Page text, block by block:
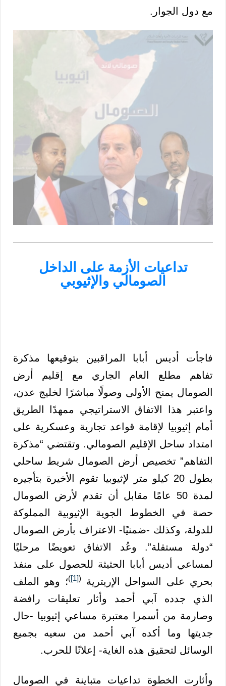
مع دول الجوار.
تداعيات الأزمة على الداخل
الصومالي والإثيوبي
فاجأت أديس أبابا المراقبين بتوقيعها مذكرة
تفاهم مطلع العام الجاري مع إقليم أرض
الصومال يمنح الأولى وصولًا مباشرًا لخليج عدن،
واعتبر هذا الاتفاق الاستراتيجي ممهدًا الطريق
أمام إثيوبيا لإقامة قواعد تجارية وعسكرية على
امتداد ساحل الإقليم الصومالي. وتقتضي “مذكرة
التفاهم” تخصيص أرض الصومال شريط ساحلي
بطول 20 كيلو متر لإثيوبيا تقوم الأخيرة بتأجيره
لمدة 50 عامًا مقابل أن تقدم لأرض الصومال
حصة في الخطوط الجوية الإثيوبية المملوكة
للدولة، وكذلك -ضمنيًا- الاعتراف بأرض الصومال
“دولة مستقلة”. وعُد الاتفاق تعويضًا مرحليًا
لمساعي أديس أبابا الحثيثة للحصول على منفذ
بحري على السواحل الإريترية
(
[1]
)؛ وهو الملف
الذي جدده آبي أحمد وأثار تعليقات رافضة
وصارمة من أسمرا معتبرة مساعي إثيوبيا -حال
جديتها وما أكده آبي أحمد من سعيه بجميع
الوسائل لتحقيق هذه الغاية- إعلانًا للحرب.
وأثارت الخطوة تداعيات متباينة في الصومال